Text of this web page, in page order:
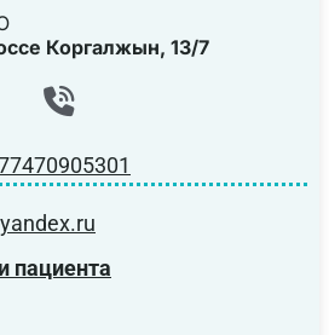
Коргалжын, 13/7
пациента